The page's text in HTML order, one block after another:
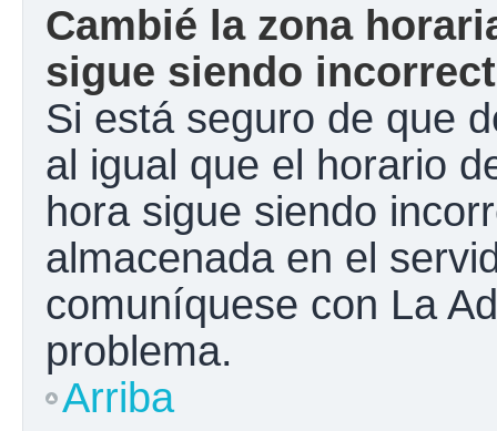
Cambié la zona
sigue siendo
Si está seguro de que
al igual que el horario
hora sigue siendo
almacenada en el
comuníquese con La
problema.
Arriba